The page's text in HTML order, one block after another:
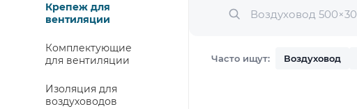
Часто ищут: Воздуховод
Крепеж для
вентиляции
Комплектующие
для вентиляции
Изоляция для
воздуховодов